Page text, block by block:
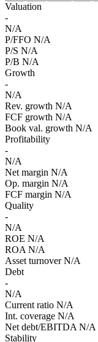
Valuation
-
N/A
P/FFO N/A
P/S N/A
P/B N/A
Growth
-
N/A
Rev. growth N/A
FCF growth N/A
Book val. growth N/A
Profitability
-
N/A
Net margin N/A
Op. margin N/A
FCF margin N/A
Quality
-
N/A
ROE N/A
ROA N/A
Asset turnover N/A
Debt
-
N/A
Current ratio N/A
Int. coverage N/A
Net debt/EBITDA N/A
Stability